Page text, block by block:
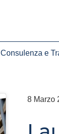
Consulenza e
8 Marzo